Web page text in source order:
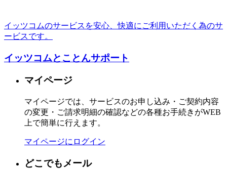
イッツコムのサービスを安心、快適にご利用いただく為のサ
ービスです。
イッツコムとことんサポート
マイページ
マイページでは、サービスのお申し込み・ご契約内容
の変更・ご請求明細の確認などの各種お手続きがWEB
上で簡単に行えます。
マイページにログイン
どこでもメール